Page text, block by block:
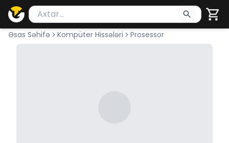
Məhsul axtar
Axtarış üçün ən azı 2 simvol yazın. Göndərmək
Əsas Səhifə Kompüter Hissələri Prosessor